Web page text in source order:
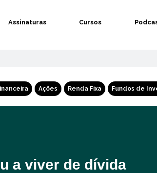
Assinaturas Cursos
Ações Renda Fixa Fundos de
a viver de dívida